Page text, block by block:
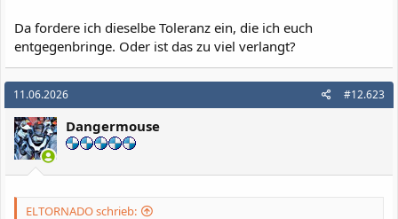
Da fordere ich dieselbe Toleranz ein, die ich euch
entgegenbringe. Oder ist das zu viel verlangt?
11.06.2026 #12.623
Dangermouse
ELTORNADO schrieb: